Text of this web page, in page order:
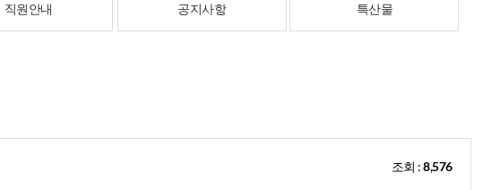
직원안내 공지사항 특산물
조회 :8,576